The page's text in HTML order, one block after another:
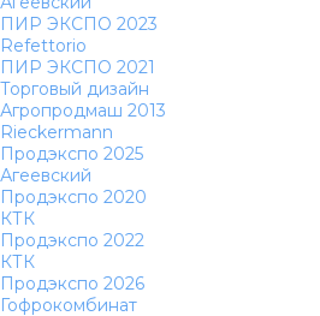
ПИР ЭКСПО 2023
Refettorio
ПИР ЭКСПО 2021
Торговый дизайн
Агропродмаш 2013
Rieckermann
Продэкспо 2025
Агеевский
Продэкспо 2020
КТК
Продэкспо 2022
КТК
Продэкспо 2026
Гофрокомбинат